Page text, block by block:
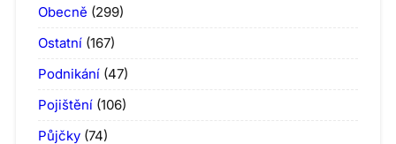
Obecně (299)
Ostatní (167)
Podnikání (47)
Pojištění (106)
Půjčky (74)